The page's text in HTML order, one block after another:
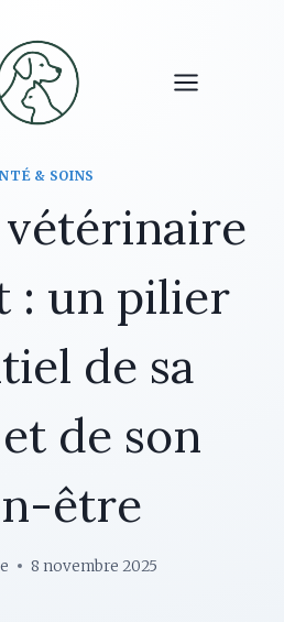
& SOINS
: un pilier
de sa
de son
être
8 novembre 2025